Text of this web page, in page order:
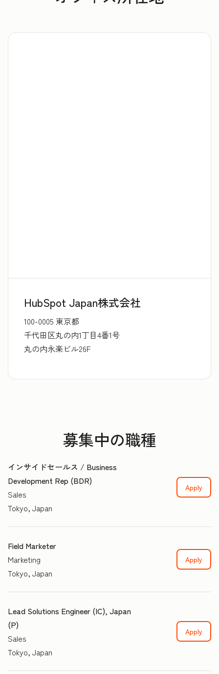
HubSpot Japan株式会社
100-0005 東京都
千代田区丸の内1丁目4番1号
丸の内永楽ビル26F
募集中の職種
インサイドセールス / Business
Development Rep (BDR)
Sales
Tokyo, Japan
Apply
Field Marketer
Marketing
Tokyo, Japan
Apply
Lead Solutions Engineer (IC), Japan
(P)
Sales
Tokyo, Japan
Apply